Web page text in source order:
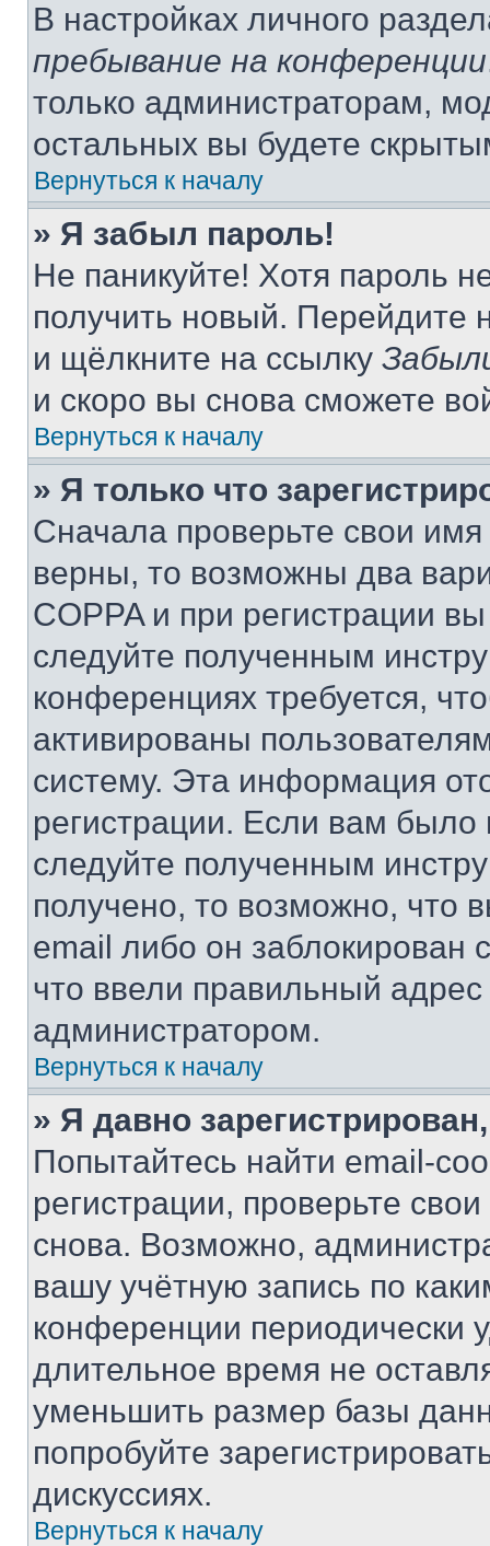
В настройках личного
пребывание на конференции
только администраторам,
остальных вы будете
Вернуться к началу
» Я забыл пароль!
Не паникуйте! Хотя пароль
получить новый. Перейдите
и щёлкните на ссылку
и скоро вы снова сможете
Вернуться к началу
» Я только что
Сначала проверьте свои
верны, то возможны два
COPPA и при регистрации
следуйте полученным
конференциях требуется,
активированы
систему. Эта информация
регистрации. Если вам
следуйте полученным
получено, то возможно, что
email либо он
что ввели правильный адрес
администратором.
Вернуться к началу
» Я давно
Попытайтесь найти email-
регистрации, проверьте
снова. Возможно,
вашу учётную запись по
конференции периодически
длительное время не
уменьшить размер базы
попробуйте
дискуссиях.
Вернуться к началу